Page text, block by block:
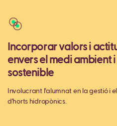
Incorporar valors i
envers el medi ambient
sostenible
Involucrant l’alumnat en la gestió i
d'horts hidropònics.